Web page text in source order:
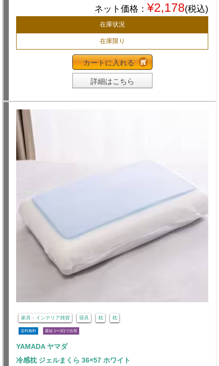
ネット価格： ¥2,178(税込)
在庫状況
在庫限り
カートに入れる
詳細はこちら
家具・インテリア雑貨 寝具 枕 枕
送料無料 最短 1〜3日で出荷
YAMADA ヤマダ
冷感枕 ジェルまくら 36×57 ホワイト